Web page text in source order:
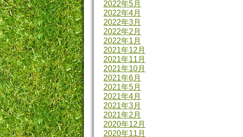
2022年5月
2022年4月
2022年3月
2022年2月
2022年1月
2021年12月
2021年11月
2021年10月
2021年6月
2021年5月
2021年4月
2021年3月
2021年2月
2020年12月
2020年11月